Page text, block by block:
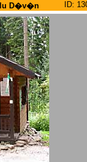
ID:
D�v�n